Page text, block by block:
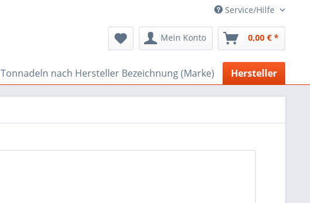
Service/Hilfe
Mein Konto 0,00 € *
Tonnadeln nach Hersteller Bezeichnung (Marke) Hersteller